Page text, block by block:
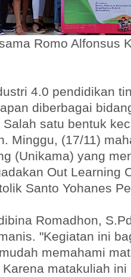
Romo Alfonsus
4.0 pendidikan
diberbagai
satu bentuk
Minggu, (17/11)
(Unikama) yang
Out Learning
Santo Yohanes
Romadhon,
"Kegiatan ini
memahami
matakuliah